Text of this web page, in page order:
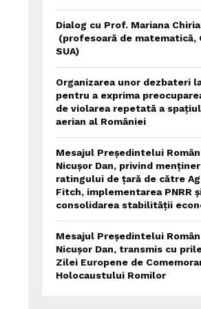
Dialog cu Prof. Mariana
(profesoară de matematică,
SUA)
Organizarea unor dezbateri la
pentru a exprima
de violarea repetată a
aerian al României
Mesajul Președintelui
Nicușor Dan, privind
ratingului de țară de către
Fitch, implementarea PNRR
consolidarea stabilității
Mesajul Președintelui
Nicușor Dan, transmis cu
Zilei Europene de
Holocaustului Romilor